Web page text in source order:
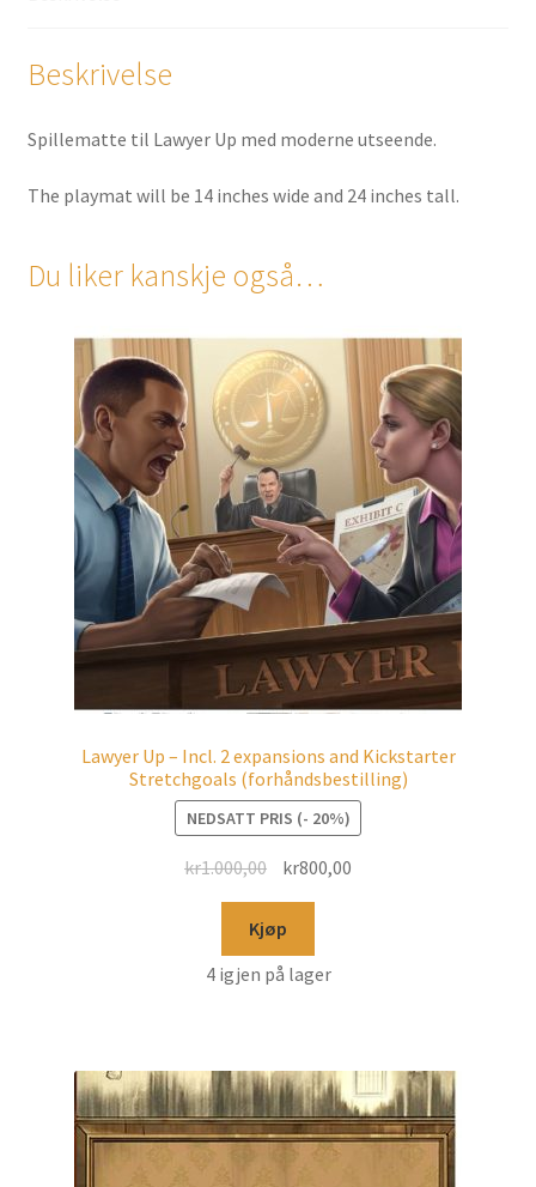
Beskrivelse
Spillematte til Lawyer Up med moderne utseende.
The playmat will be 14 inches wide and 24 inches tall.
Du liker kanskje også…
Lawyer Up – Incl. 2 expansions and Kickstarter
Stretchgoals (forhåndsbestilling)
NEDSATT PRIS (- 20%)
kr1.000,00 kr800,00
Kjøp
4 igjen på lager